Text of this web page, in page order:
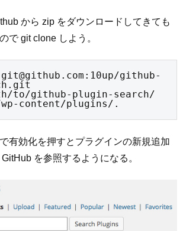
から zip をダウンロードしてきても
で git clone しよう。
github-
to/github-plugin-search/
content/plugins/.
有効化を押すとプラグインの新規追加
を参照するようになる。